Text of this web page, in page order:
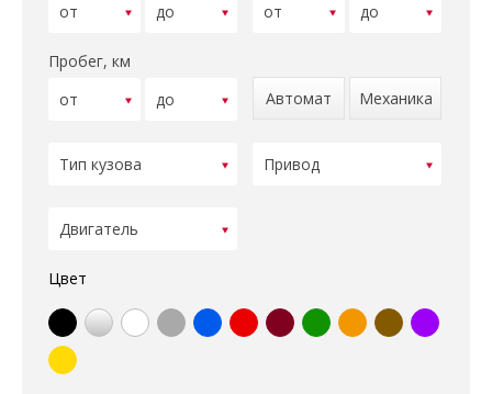
Пробег, км
Автомат
Механика
Цвет